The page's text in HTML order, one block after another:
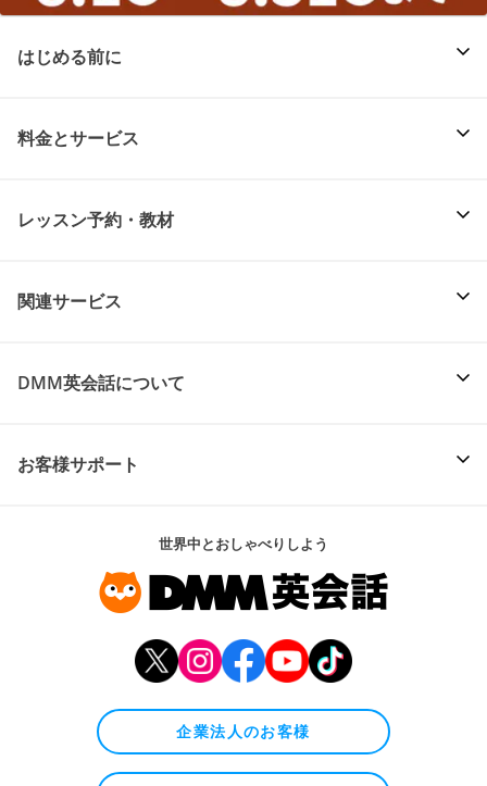
はじめる前に
料金とサービス
レッスン予約・教材
関連サービス
DMM英会話について
お客様サポート
世界中とおしゃべりしよう
企業法人のお客様